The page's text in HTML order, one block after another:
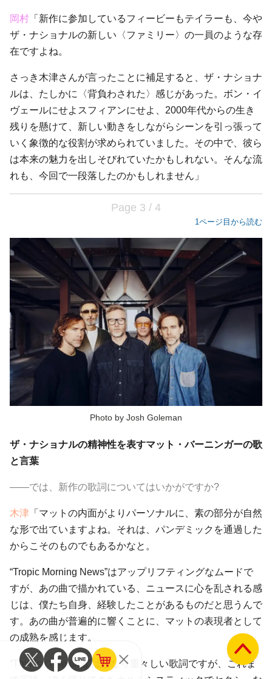
岡村 「新作に参加しているフィービーもテイラーも、今や
ザ・ナショナルの新しい〈ファミリー〉の一員のような存
在ですよね。
さっき木津さんが言ったことに補足すると、ザ・ナショナ
ルは、たしかに〈背負わされた〉感じがあった。ボン・イ
ヴェールにせよスフィアンにせよ、2000年代からの生き
残りを懸けて、新しい動きをしながらシーンを引っ張って
いく象徴的な役割が求められていました。その中で、彼ら
は本来の魅力を出しそびれていたかもしれない。そんな流
れも、今回で一段落したのかもしれません」
Page 3 / 4
1ページ目から読む
Photo by Josh Goleman
ザ・ナショナルの精神性を表すマット・バーニンガーの歌
と言葉
――では、新作の歌詞についてはいかがですか?
木津 「マットの内面がよりパーソナルに、素の部分が自然
な形で出ていますよね。それは、パンデミックを通過した
からこそのものでもあるかなと。
“Tropic Morning News”はアップリフティングなムードで
すが、あの曲で描かれている、ニュースに心を乱される感
じは、僕たち自身、経験したことがあるものだと思うんで
す。あの曲が普遍的に響くことに、マットの表現者として
の成熟を感じます。
“This Isn’t Helping”はかなり重々しい歌詞ですが、これま